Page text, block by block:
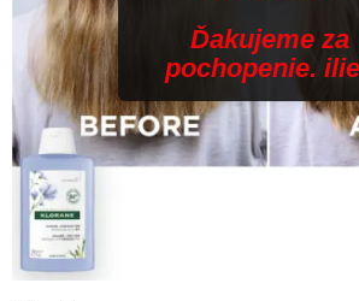
Ďakujeme za
pochopenie.